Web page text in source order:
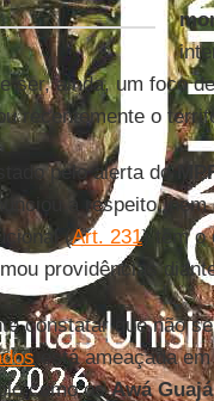
ser, ainda, um foco
recentemente o
pelo alerta do
a respeito,
(Art. 231) tem o
providências
constatar que não
está ameaçada
como osAwá Guajá